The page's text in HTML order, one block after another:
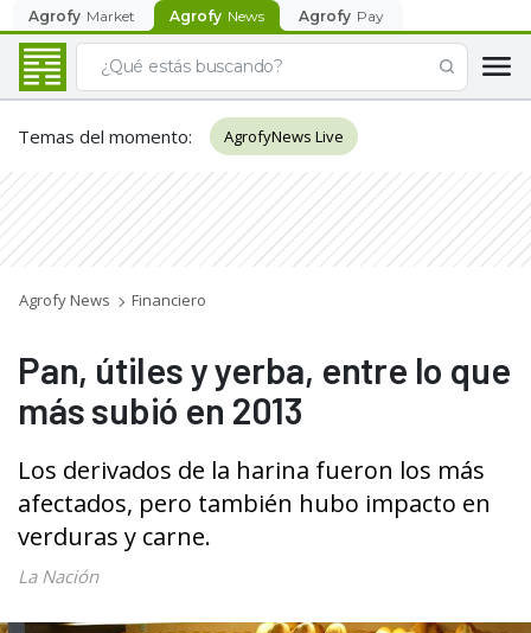
Agrofy Market Agrofy News Agrofy Pay
Temas del momento: AgrofyNews Live
Agrofy News Financiero
Pan, útiles y yerba, entre lo que
más subió en 2013
Los derivados de la harina fueron los más
afectados, pero también hubo impacto en
verduras y carne.
La Nación